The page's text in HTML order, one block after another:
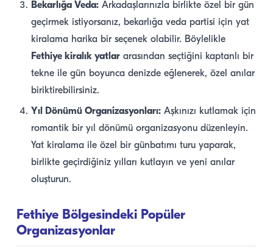
Bekarlığa Veda: Arkadaşlarınızla birlikte özel bir gün
geçirmek istiyorsanız, bekarlığa veda partisi için yat
kiralama harika bir seçenek olabilir. Böylelikle
Fethiye kiralık yatlar arasından seçtiğini kaptanlı bir
tekne ile gün boyunca denizde eğlenerek, özel anılar
biriktirebilirsiniz.
Yıl Dönümü Organizasyonları: Aşkınızı kutlamak için
romantik bir yıl dönümü organizasyonu düzenleyin.
Yat kiralama ile özel bir günbatımı turu yaparak,
birlikte geçirdiğiniz yılları kutlayın ve yeni anılar
oluşturun.
Fethiye Bölgesindeki Popüler
Organizasyonlar